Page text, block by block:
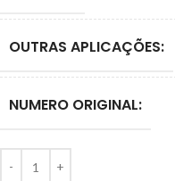
OUTRAS APLICAÇÕES:
NUMERO ORIGINAL: